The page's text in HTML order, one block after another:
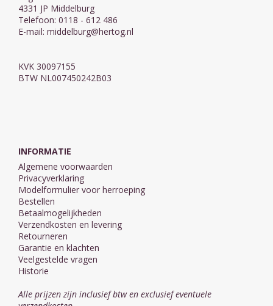
4331 JP Middelburg
Telefoon: 0118 - 612 486
E-mail: middelburg@hertog.nl
KVK 30097155
BTW NL007450242B03
INFORMATIE
Algemene voorwaarden
Privacyverklaring
Modelformulier voor herroeping
Bestellen
Betaalmogelijkheden
Verzendkosten en levering
Retourneren
Garantie en klachten
Veelgestelde vragen
Historie
Alle prijzen zijn inclusief btw en exclusief eventuele